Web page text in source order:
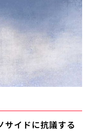
サイドに抗議する